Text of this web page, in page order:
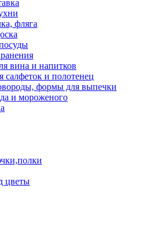
фляга
вина и напитков
салфеток и полотенец
формы для выпечки
и мороженого
цветы